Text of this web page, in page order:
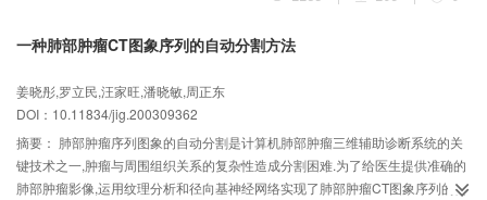
不变和移变系统图象的恢复处理结果．实验表明，该方法特别适合于空间移变
一种肺部肿瘤CT图象序列的自动分割方法
姜晓彤,罗立民,汪家旺,潘晓敏,周正东
DOI：10.11834/jig.200309362
摘要： 肺部肿瘤序列图象的自动分割是计算机肺部肿瘤三维辅助诊断系统的关
键技术之一,肿瘤与周围组织关系的复杂性造成分割困难.为了给医生提供准确的
肺部肿瘤影像,运用纹理分析和径向基神经网络实现了肺部肿瘤CT图象序列的自